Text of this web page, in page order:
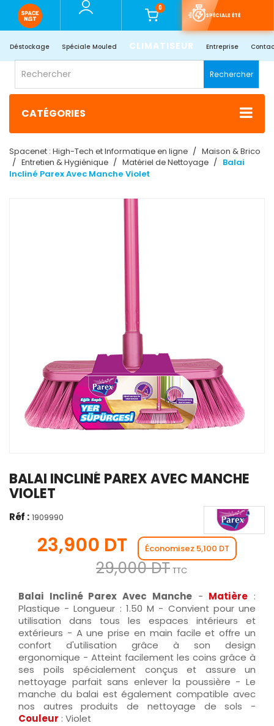
0
SPÉCIALE ÉTÉ
Déstockage Spéciale Mouled CLIMATISEUR Entreprise
Rechercher
CATÉGORIES
Spacenet : High-Tech et Informatique en ligne
Maison & Brico
Entretien & Hygiénique
Matériel de Nettoyage
Balai
Incliné Parex Avec Manche Violet
BALAI INCLINÉ PAREX AVEC MANCHE
VIOLET
Réf : 1909990
23,900 DT Économisez 5,100 DT
29,000 DT TTC
Balai Incliné Parex Avec Manche- Matière :
Plastique - Longueur : 1.50 M - Convient pour une
utilisation dans tous les espaces intérieurs et
extérieurs - A une prise en main facile et offre un
confort d'utilisation grâce à son design
ergonomique - Atteint facilement les coins grâce à
ses poils spécialement conçus et assure un
nettoyage parfait sans enlever la poussière - Le
manche du balai est également compatible avec
nos autres produits de nettoyage de sols -
Couleur : Violet